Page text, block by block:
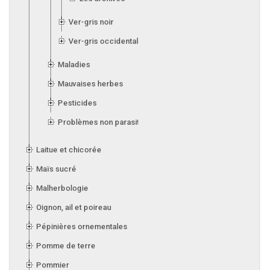
Ver-gris noir
Ver-gris occidental des haricots
Maladies
Mauvaises herbes
Pesticides
Problèmes non parasitaires
Laitue et chicorée
Maïs sucré
Malherbologie
Oignon, ail et poireau
Pépinières ornementales
Pomme de terre
Pommier